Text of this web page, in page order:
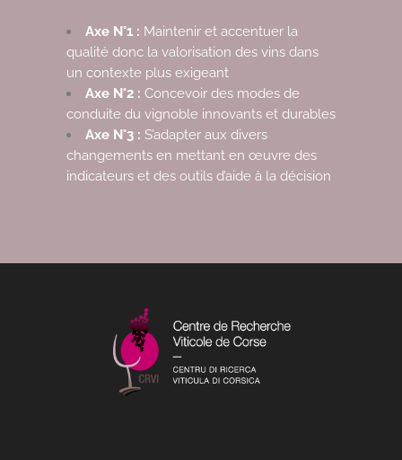
Axe N°1 : Maintenir et accentuer la
qualité donc la valorisation des vins dans
un contexte plus exigeant
Axe N°2 : Concevoir des modes de
conduite du vignoble innovants et durables
Axe N°3 : S’adapter aux divers
changements en mettant en œuvre des
indicateurs et des outils d’aide à la décision